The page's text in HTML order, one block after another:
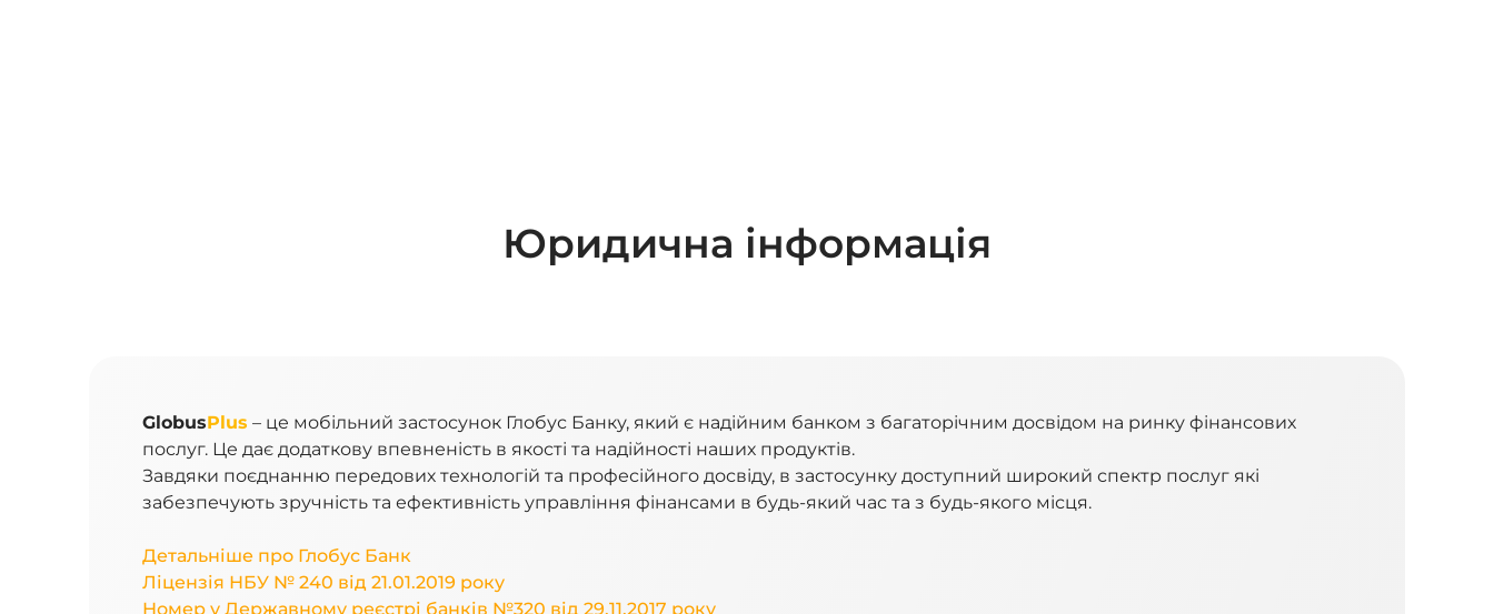
Юридична інформація
GlobusPlus – це мобільний застосунок Глобус Банку, який є надійним банком з багаторічним досвідом на ринку фінансових
послуг. Це дає додаткову впевненість в якості та надійності наших продуктів.
Завдяки поєднанню передових технологій та професійного досвіду, в застосунку доступний широкий спектр послуг які
забезпечують зручність та ефективність управління фінансами в будь-який час та з будь-якого місця.
Детальніше про Глобус Банк
Ліцензія НБУ № 240 від 21.01.2019 року
Номер у Державному реєстрі банків №320 від 29.11.2017 року